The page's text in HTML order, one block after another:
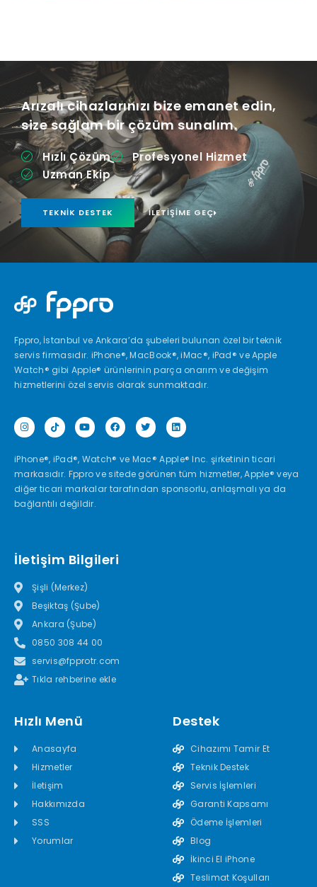
Arızalı cihazlarınızı bize emanet edin,
size sağlam bir çözüm sunalım.
Hızlı Çözüm
Profesyonel Hizmet
Uzman Ekip
TEKNIK DESTEK İLETIŞIME GEÇ
Fppro, İstanbul ve Ankara’da şubeleri bulunan özel bir teknik
servis firmasıdır. iPhone®, MacBook®, iMac®, iPad® ve Apple
Watch® gibi Apple® ürünlerinin parça onarım ve değişim
hizmetlerini özel servis olarak sunmaktadır.
iPhone®, iPad®, Watch® ve Mac® Apple® Inc. şirketinin ticari
markasıdır. Fppro ve sitede görünen tüm hizmetler, Apple® veya
diğer ticari markalar tarafından sponsorlu, anlaşmalı ya da
bağlantılı değildir.
İletişim Bilgileri
Şişli (Merkez)
Beşiktaş (Şube)
Ankara (Şube)
0850 308 44 00
servis@fpprotr.com
Tıkla rehberine ekle
Hızlı Menü
Anasayfa
Hizmetler
İletişim
Hakkımızda
SSS
Yorumlar
Destek
Cihazımı Tamir Et
Teknik Destek
Servis İşlemleri
Garanti Kapsamı
Ödeme İşlemleri
Blog
İkinci El iPhone
Teslimat Koşulları